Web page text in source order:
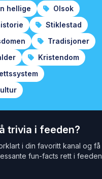
hellige
Olsok
Stiklestad
Tradisjoner
Kristendom
trivia i feeden?
i din favoritt kanal og få
fun-facts rett i feeden